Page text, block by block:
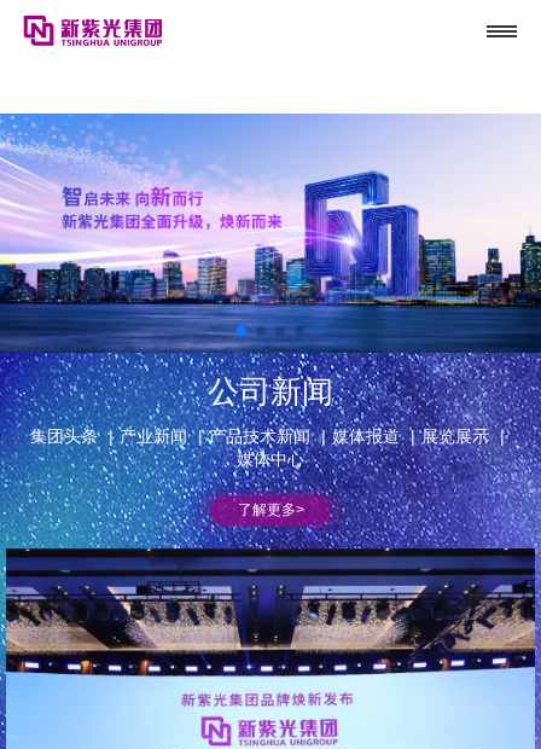
利来国际最老品牌网
公司新闻
集团头条 | 产业新闻 | 产品技术新闻 | 媒体报道 | 展览展示 |
媒体中心
了解更多>